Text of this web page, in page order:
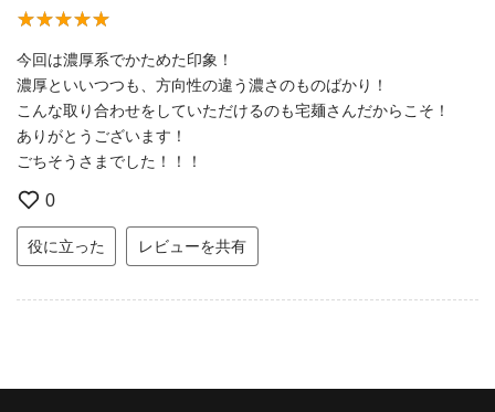
今回は濃厚系でかためた印象！
濃厚といいつつも、方向性の違う濃さのものばかり！
こんな取り合わせをしていただけるのも宅麺さんだからこそ！
ありがとうございます！
ごちそうさまでした！！！
0
役に立った レビューを共有